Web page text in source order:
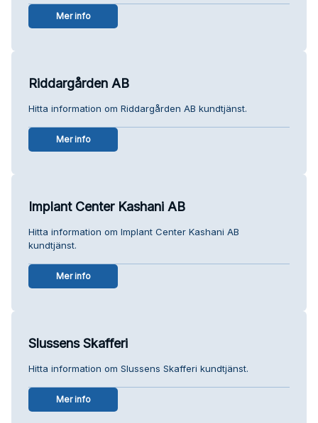
Mer info
Riddargården AB
Hitta information om Riddargården AB kundtjänst.
Mer info
Implant Center Kashani AB
Hitta information om Implant Center Kashani AB
kundtjänst.
Mer info
Slussens Skafferi
Hitta information om Slussens Skafferi kundtjänst.
Mer info